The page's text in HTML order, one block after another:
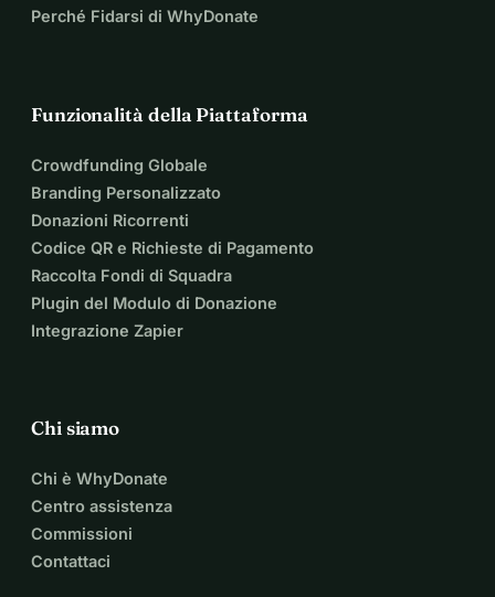
Perché Fidarsi di WhyDonate
Funzionalità della Piattaforma
Crowdfunding Globale
Branding Personalizzato
Donazioni Ricorrenti
Codice QR e Richieste di Pagamento
Raccolta Fondi di Squadra
Plugin del Modulo di Donazione
Integrazione Zapier
Chi siamo
Chi è WhyDonate
Centro assistenza
Commissioni
Contattaci